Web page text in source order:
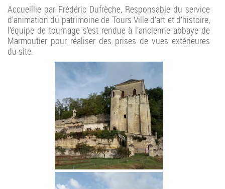
Accueillie par Frédéric Dufrèche, Responsable du service
d’animation du patrimoine de Tours Ville d’art et d’histoire,
l’équipe de tournage s’est rendue à l’ancienne abbaye de
Marmoutier pour réaliser des prises de vues extérieures
du site.